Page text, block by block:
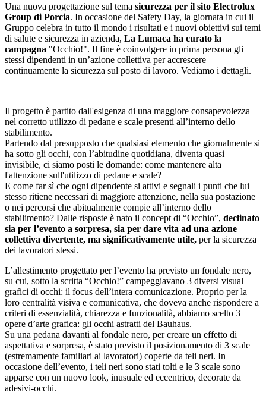
Una nuova progettazione sul tema sicurezza per il sito Electrolux
Group di Porcia. In occasione del Safety Day, la giornata in cui il
Gruppo celebra in tutto il mondo i risultati e i nuovi obiettivi sui temi
di salute e sicurezza in azienda, La Lumaca ha curato la
campagna "Occhio!". Il fine è coinvolgere in prima persona gli
stessi dipendenti in un’azione collettiva per accrescere
continuamente la sicurezza sul posto di lavoro. Vediamo i dettagli.
Il progetto è partito dall'esigenza di una maggiore consapevolezza
nel corretto utilizzo di pedane e scale presenti all’interno dello
stabilimento.
Partendo dal presupposto che qualsiasi elemento che giornalmente si
ha sotto gli occhi, con l’abitudine quotidiana, diventa quasi
invisibile, ci siamo posti le domande: come mantenere alta
l'attenzione sull'utilizzo di pedane e scale?
E come far sì che ogni dipendente si attivi e segnali i punti che lui
stesso ritiene necessari di maggiore attenzione, nella sua postazione
o nei percorsi che abitualmente compie all’interno dello
stabilimento? Dalle risposte è nato il concept di “Occhio”, declinato
sia per l’evento a sorpresa, sia per dare vita ad una azione
collettiva divertente, ma significativamente utile, per la sicurezza
dei lavoratori stessi.
L’allestimento progettato per l’evento ha previsto un fondale nero,
su cui, sotto la scritta “Occhio!” campeggiavano 3 diversi visual
grafici di occhi: il focus dell’intera comunicazione. Proprio per la
loro centralità visiva e comunicativa, che doveva anche rispondere a
criteri di essenzialità, chiarezza e funzionalità, abbiamo scelto 3
opere d’arte grafica: gli occhi astratti del Bauhaus.
Su una pedana davanti al fondale nero, per creare un effetto di
aspettativa e sorpresa, è stato previsto il posizionamento di 3 scale
(estremamente familiari ai lavoratori) coperte da teli neri. In
occasione dell’evento, i teli neri sono stati tolti e le 3 scale sono
apparse con un nuovo look, inusuale ed eccentrico, decorate da
adesivi-occhi.